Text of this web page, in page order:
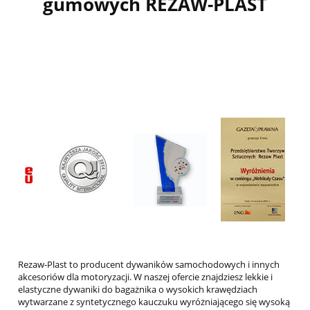
MAZDA
NISSAN
OMODA
PORSCHE
RENAULT
Rezaw-Plast to producent dywaników samochodowych i innych
akcesoriów dla motoryzacji. W naszej ofercie znajdziesz lekkie i
elastyczne dywaniki do bagażnika o wysokich krawędziach
wytwarzane z syntetycznego kauczuku wyróżniającego się wysoką